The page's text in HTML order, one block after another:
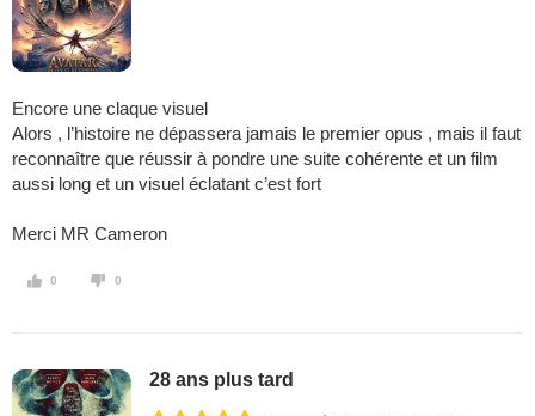
Encore une claque visuel
Alors , l’histoire ne dépassera jamais le premier opus , mais il faut
reconnaître que réussir à pondre une suite cohérente et un film
aussi long et un visuel éclatant c’est fort
Merci MR Cameron
0 0
28 ans plus tard